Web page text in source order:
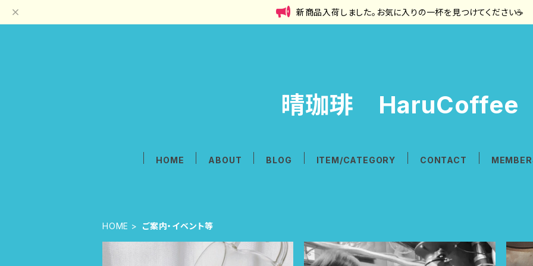
新商品入荷しました。お気に入りの一杯を見つけてください☕
晴珈琲 HaruCoffee
HOME ABOUT BLOG ITEM/CATEGORY CONTACT
HOME ご案内・イベント等